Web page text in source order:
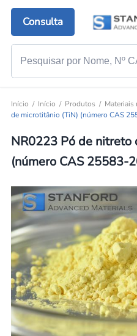
Consulta
Início Início Produtos Materiais
de microtitânio (TiN) (número CAS
NR0223 Pó de nitreto
(número CAS 25583-